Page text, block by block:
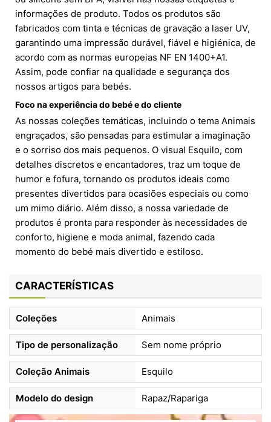
informações de produto. Todos os produtos são
fabricados com tinta e técnicas de gravação a laser UV,
garantindo uma impressão durável, fiável e higiénica, de
acordo com as normas europeias NF EN 1400+A1.
Assim, pode confiar na qualidade e segurança dos
nossos artigos para bebés.
Foco na experiência do bebé e do cliente
As nossas coleções temáticas, incluindo o tema Animais
engraçados, são pensadas para estimular a imaginação
e o sorriso dos mais pequenos. O visual Esquilo, com
detalhes discretos e encantadores, traz um toque de
humor e fofura, tornando os produtos ideais como
presentes divertidos para ocasiões especiais ou como
um mimo diário. Além disso, a nossa variedade de
produtos é pronta para responder às necessidades de
conforto, higiene e moda animal, fazendo cada
momento do bebé mais divertido e estiloso.
CARACTERÍSTICAS
Coleções Animais
Tipo de personalização Sem nome próprio
Coleção Animais Esquilo
Modelo do design Rapaz/Rapariga